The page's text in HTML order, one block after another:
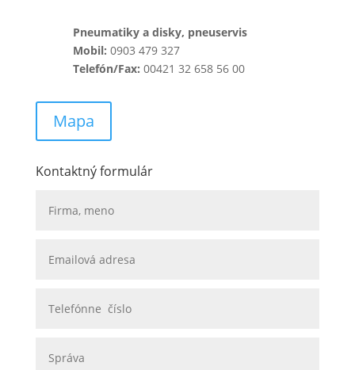
Pneumatiky a disky, pneuservis
Mobil: 0903 479 327
Telefón/Fax: 00421 32 658 56 00
Mapa
Kontaktný formulár